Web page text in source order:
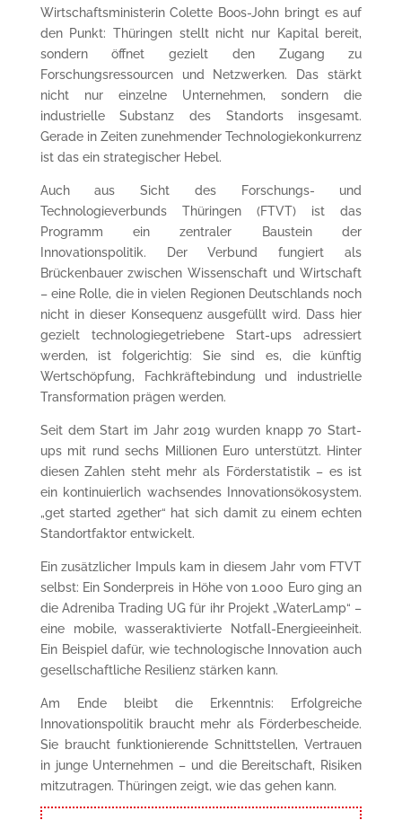
Wirtschaftsministerin Colette Boos-John bringt es auf
den Punkt: Thüringen stellt nicht nur Kapital bereit,
sondern öffnet gezielt den Zugang zu
Forschungsressourcen und Netzwerken. Das stärkt
nicht nur einzelne Unternehmen, sondern die
industrielle Substanz des Standorts insgesamt.
Gerade in Zeiten zunehmender Technologiekonkurrenz
ist das ein strategischer Hebel.
Auch aus Sicht des Forschungs- und
Technologieverbunds Thüringen (FTVT) ist das
Programm ein zentraler Baustein der
Innovationspolitik. Der Verbund fungiert als
Brückenbauer zwischen Wissenschaft und Wirtschaft
– eine Rolle, die in vielen Regionen Deutschlands noch
nicht in dieser Konsequenz ausgefüllt wird. Dass hier
gezielt technologiegetriebene Start-ups adressiert
werden, ist folgerichtig: Sie sind es, die künftig
Wertschöpfung, Fachkräftebindung und industrielle
Transformation prägen werden.
Seit dem Start im Jahr 2019 wurden knapp 70 Start-
ups mit rund sechs Millionen Euro unterstützt. Hinter
diesen Zahlen steht mehr als Förderstatistik – es ist
ein kontinuierlich wachsendes Innovationsökosystem.
„get started 2gether“ hat sich damit zu einem echten
Standortfaktor entwickelt.
Ein zusätzlicher Impuls kam in diesem Jahr vom FTVT
selbst: Ein Sonderpreis in Höhe von 1.000 Euro ging an
die Adreniba Trading UG für ihr Projekt „WaterLamp“ –
eine mobile, wasseraktivierte Notfall-Energieeinheit.
Ein Beispiel dafür, wie technologische Innovation auch
gesellschaftliche Resilienz stärken kann.
Am Ende bleibt die Erkenntnis: Erfolgreiche
Innovationspolitik braucht mehr als Förderbescheide.
Sie braucht funktionierende Schnittstellen, Vertrauen
in junge Unternehmen – und die Bereitschaft, Risiken
mitzutragen. Thüringen zeigt, wie das gehen kann.